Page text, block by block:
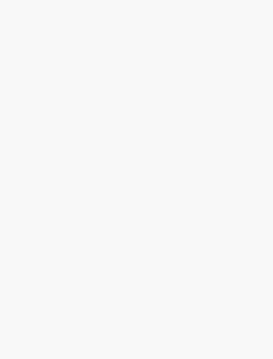
du bist tot!” Anders allerdings ist die Situation, wenn Kinder ihr
kein Spielzeug mehr, das man Kindern überlassen sollte – solche
Raum, geht aber mental in die virtuelle Spielwelt, ohne
wie eine Waffe aussieht oder einer echten Waffe nachgebildet ist,
Doch hier gibt es neue Familienmitglieder: In dem Maße, wie
in Bezug auf die Schwerter aus Fernost schafft. Ganz klar in
Beispiel ist
den Anschein einer echten Waffe erwecken könnten. Auch